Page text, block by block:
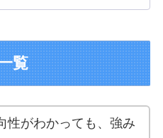
覧
性がわかっても、強み